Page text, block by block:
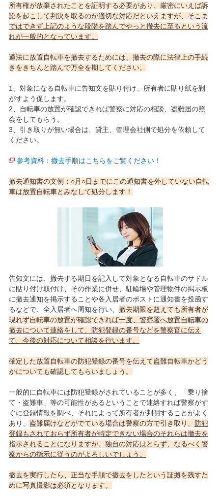
所有権が放棄されたことを証明する必要があり、厳密にいえば訴
訟を起こして判決を取るのが適切な対応だといえますが、 そこま
ではできず上記のような段階を踏んでやっと撤去に至るという流
れが一般的となっています。
適法に放置自転車を撤去するためには、撤去の際に法律上の手続
きをきちんと踏んで万全を期してください。
1、対象になる自転車に告知文を貼り付け、所有者に貼り紙を剝
がすよう促します。
2、自転車の放置が確認できれば警察に対応の相談、盗難届の照
会をしてもらう。
3、引き取りが無い場合は、貸主、管理会社側で処分を依頼して
ください。
参考資料：撤去手順はこちらをご覧ください！
撤去通知書の文例：○月○日までにこの通知書を外していない自転
車は放置自転車とみなして処分します！
告知文には、撤去する期日を記入して対象となる自転車のサドル
に貼り付け取付け、その作業に併せ、駐輪場や管理物件の掲示板
に撤去通知を掲示することや各入居者のポストに通知書を投函す
るなどで、全入居者へ周知を行い、 撤去期限を超えても所有者が
現れず自転車の放置が確認できれば一度、警察署へ放置自転車の
撤去について連絡をして、防犯登録の番号などを警察官に伝え
て、今後の対応について相談を行います。
確定した放置自転車の防犯登録の番号を伝えて盗難自転車かどう
かについても確認してもらいましょう。
一般的に自転車には防犯登録がされていることが多く、「乗り捨
て・盗難車」等の可能性があるということで連絡すれば警察がす
ぐに登録情報を調べ、それによって所有者が判明することがよく
あり、 盗難届けなどがでている場合は警察の方で引き取り、 防犯
登録もされておらず所有者が特定できない場合のそれらは撤去を
指示されることになりますが、独自の対応はとらず、なるべく警
察からの指示に従うのがよろしいでしょう。
撤去を実行したら、正当な手順で撤去をしたという証拠を残すた
めに写真撮影は必須となります。